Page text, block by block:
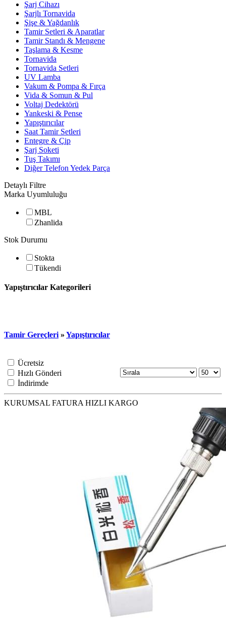
Şarj Cihazı
Şarjlı Tornavida
Şişe & Yağdanlık
Tamir Setleri & Aparatlar
Tamir Standı & Mengene
Taşlama & Kesme
Tornavida
Tornavida Setleri
UV Lamba
Vakum & Pompa & Fırça
Vida & Somun & Pul
Voltaj Dedektörü
Yankeski & Pense
Yapıştırıcılar
Saat Tamir Setleri
Entegre & Çip
Şarj Soketi
Tuş Takımı
Diğer Telefon Yedek Parça
Detaylı Filtre
Marka Uyumluluğu
MBL
Zhanlida
Stok Durumu
Stokta
Tükendi
Yapıştırıcılar Kategorileri
Tamir Gereçleri» Yapıştırıcılar
Ücretsiz
Hızlı Gönderi
İndirimde
KURUMSAL FATURA HIZLI KARGO